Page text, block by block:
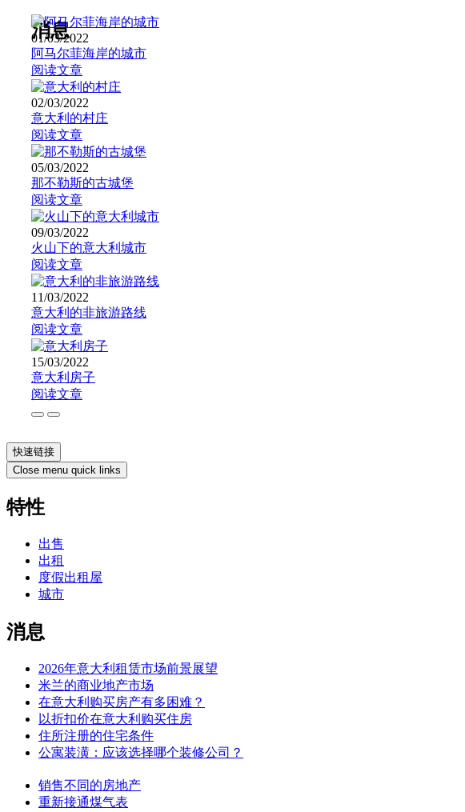
消息
01/03/2022
阿马尔菲海岸的城市
阅读文章
02/03/2022
意大利的村庄
阅读文章
05/03/2022
那不勒斯的古城堡
阅读文章
09/03/2022
火山下的意大利城市
阅读文章
11/03/2022
意大利的非旅游路线
阅读文章
15/03/2022
意大利房子
阅读文章
快速链接
Close menu quick links
特性
出售
出租
度假出租屋
城市
消息
2026年意大利租赁市场前景展望
米兰的商业地产市场
在意大利购买房产有多困难？
以折扣价在意大利购买住房
住所注册的住宅条件
公寓装潢：应该选择哪个装修公司？
销售不同的房地产
重新接通煤气表